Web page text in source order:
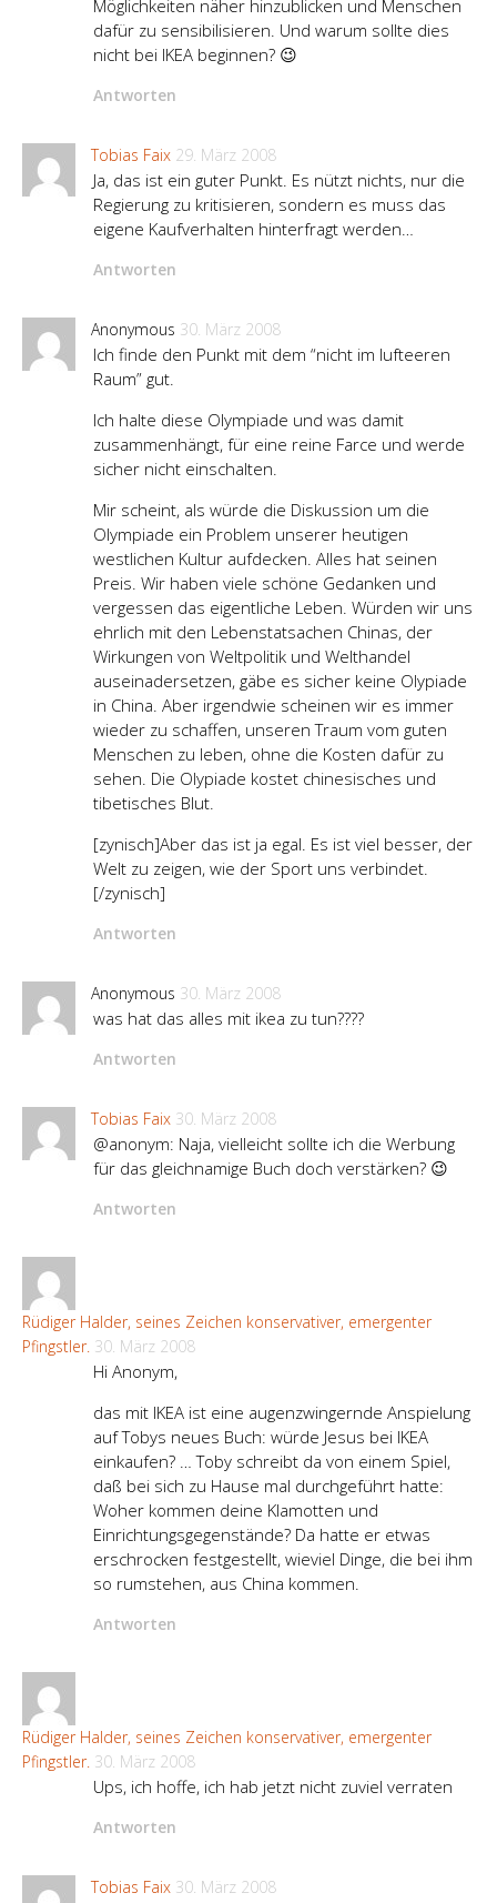
Möglichkeiten näher hinzublicken und Menschen
dafür zu sensibilisieren. Und warum sollte dies
nicht bei IKEA beginnen? 😉
Antworten
Tobias Faix 29. März 2008
Ja, das ist ein guter Punkt. Es nützt nichts, nur die
Regierung zu kritisieren, sondern es muss das
eigene Kaufverhalten hinterfragt werden…
Antworten
Anonymous 30. März 2008
Ich finde den Punkt mit dem “nicht im lufteeren
Raum” gut.
Ich halte diese Olympiade und was damit
zusammenhängt, für eine reine Farce und werde
sicher nicht einschalten.
Mir scheint, als würde die Diskussion um die
Olympiade ein Problem unserer heutigen
westlichen Kultur aufdecken. Alles hat seinen
Preis. Wir haben viele schöne Gedanken und
vergessen das eigentliche Leben. Würden wir uns
ehrlich mit den Lebenstatsachen Chinas, der
Wirkungen von Weltpolitik und Welthandel
auseinadersetzen, gäbe es sicher keine Olypiade
in China. Aber irgendwie scheinen wir es immer
wieder zu schaffen, unseren Traum vom guten
Menschen zu leben, ohne die Kosten dafür zu
sehen. Die Olypiade kostet chinesisches und
tibetisches Blut.
[zynisch]Aber das ist ja egal. Es ist viel besser, der
Welt zu zeigen, wie der Sport uns verbindet.
[/zynisch]
Antworten
Anonymous 30. März 2008
was hat das alles mit ikea zu tun????
Antworten
Tobias Faix 30. März 2008
@anonym: Naja, vielleicht sollte ich die Werbung
für das gleichnamige Buch doch verstärken? 😉
Antworten
Rüdiger Halder, seines Zeichen konservativer, emergenter
Pfingstler. 30. März 2008
Hi Anonym,
das mit IKEA ist eine augenzwingernde Anspielung
auf Tobys neues Buch: würde Jesus bei IKEA
einkaufen? … Toby schreibt da von einem Spiel,
daß bei sich zu Hause mal durchgeführt hatte:
Woher kommen deine Klamotten und
Einrichtungsgegenstände? Da hatte er etwas
erschrocken festgestellt, wieviel Dinge, die bei ihm
so rumstehen, aus China kommen.
Antworten
Rüdiger Halder, seines Zeichen konservativer, emergenter
Pfingstler. 30. März 2008
Ups, ich hoffe, ich hab jetzt nicht zuviel verraten
Antworten
Tobias Faix 30. März 2008